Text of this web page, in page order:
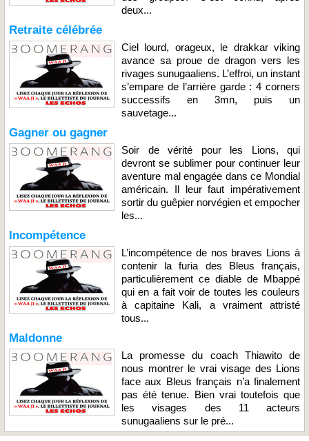
deux...
Retraite célébrée
Ciel lourd, orageux, le drakkar viking
avance sa proue de dragon vers les
rivages sunugaaliens. L’effroi, un instant
s’empare de l’arrière garde : 4 corners
successifs en 3mn, puis un
sauvetage...
Gagner ou gagner
Soir de vérité pour les Lions, qui
devront se sublimer pour continuer leur
aventure mal engagée dans ce Mondial
américain. Il leur faut impérativement
sortir du guêpier norvégien et empocher
les...
Incompétence
L’incompétence de nos braves Lions à
contenir la furia des Bleus français,
particulièrement ce diable de Mbappé
qui en a fait voir de toutes les couleurs
à capitaine Kali, a vraiment attristé
tous...
Maldonne
La promesse du coach Thiawito de
nous montrer le vrai visage des Lions
face aux Bleus français n’a finalement
pas été tenue. Bien vrai toutefois que
les visages des 11 acteurs
sunugaaliens sur le pré...